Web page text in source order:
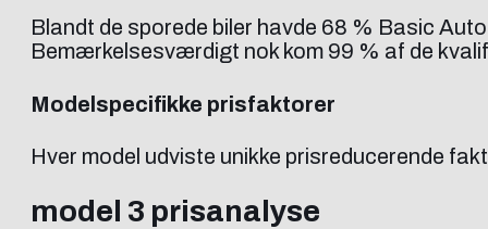
Blandt de sporede biler havde 68 % Basic
Bemærkelsesværdigt nok kom 99 % af de
Modelspecifikke prisfaktorer
Hver model udviste unikke prisreducerende
model 3 prisanalyse